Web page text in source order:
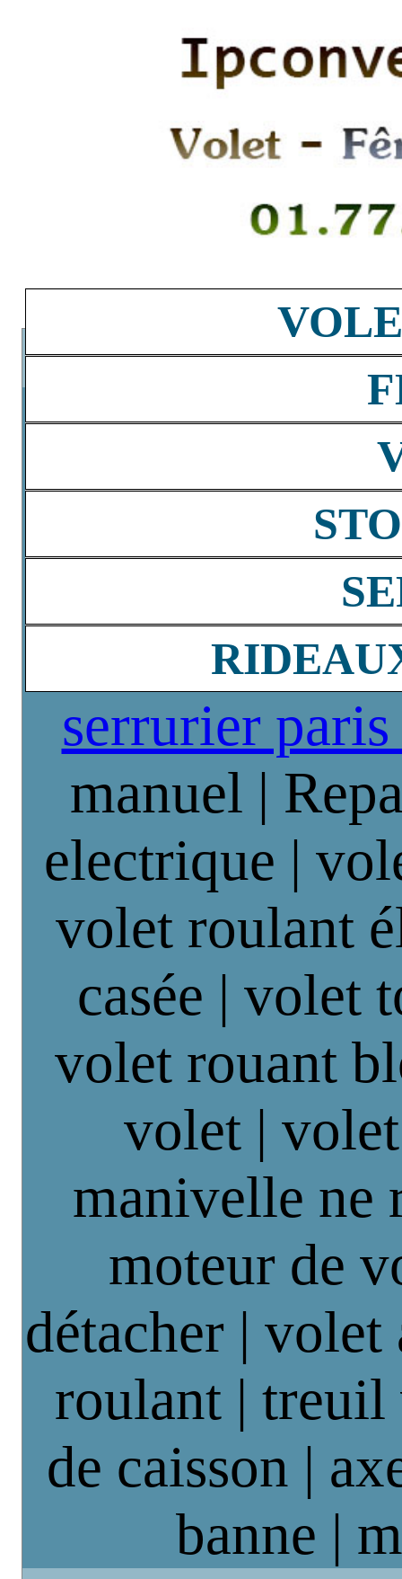
serrurier
manuel |
electrique |
volet roulant
casée | volet
volet rouant
volet |
manivelle ne
moteur de
détacher | volet
roulant |
de caisson |
banne |